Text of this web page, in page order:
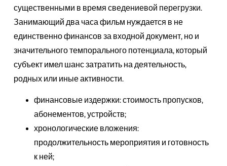
существенными в время сведениевой перегрузки.
Занимающий два часа фильм нуждается в не
единственно финансов за входной документ, но и
значительного темпорального потенциала, который
субъект имел шанс затратить на деятельность,
родных или иные активности.
финансовые издержки: стоимость пропусков,
абонементов, устройств;
хронологические вложения:
продолжительность мероприятия и готовность
к ней;